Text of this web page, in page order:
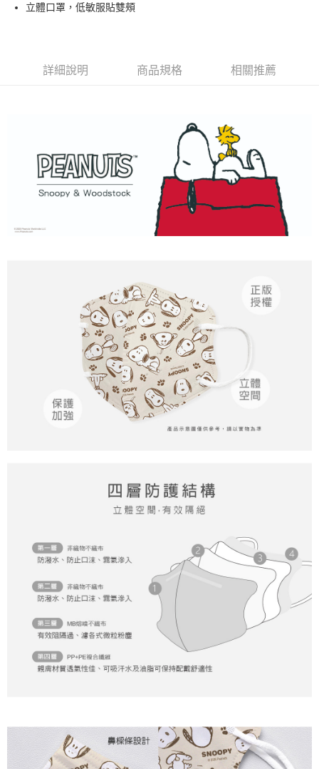
運送方式
付款後全家取貨
每筆NT$80，滿NT$899(含以上)免運費
付款後7-11取貨
每筆NT$80，滿NT$859(含以上)免運費
每筆NT$85，滿NT$859(含以上)免運費
立體口罩，低敏服貼雙頰
詳細說明 商品規格 相關推薦